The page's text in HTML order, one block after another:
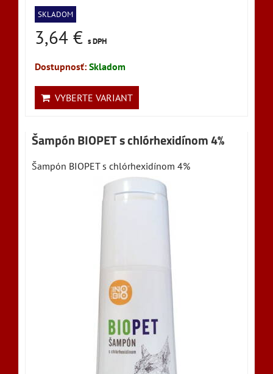
SKLADOM
3,64 € s DPH
Dostupnosť: Skladom
VYBERTE VARIANT
Šampón BIOPET s chlórhexidínom 4%
Šampón BIOPET s chlórhexidínom 4%